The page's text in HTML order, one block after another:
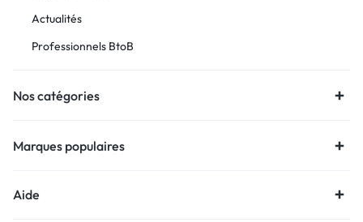
Actualités
Professionnels BtoB
Nos catégories
Marques populaires
Aide